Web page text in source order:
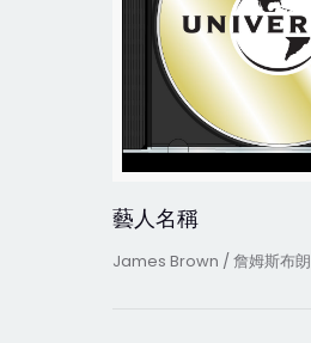
藝人名稱
James Brown / 詹姆斯布朗